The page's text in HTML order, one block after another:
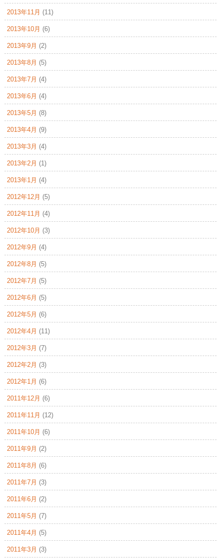
2013年11月 (11)
2013年10月 (6)
2013年9月 (2)
2013年8月 (5)
2013年7月 (4)
2013年6月 (4)
2013年5月 (8)
2013年4月 (9)
2013年3月 (4)
2013年2月 (1)
2013年1月 (4)
2012年12月 (5)
2012年11月 (4)
2012年10月 (3)
2012年9月 (4)
2012年8月 (5)
2012年7月 (5)
2012年6月 (5)
2012年5月 (6)
2012年4月 (11)
2012年3月 (7)
2012年2月 (3)
2012年1月 (6)
2011年12月 (6)
2011年11月 (12)
2011年10月 (6)
2011年9月 (2)
2011年8月 (6)
2011年7月 (3)
2011年6月 (2)
2011年5月 (7)
2011年4月 (5)
2011年3月 (3)